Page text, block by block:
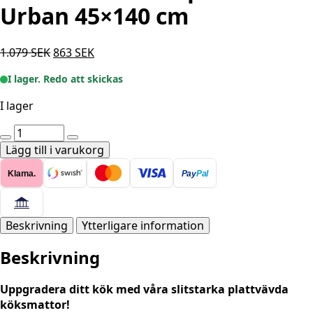
Urban 45×140 cm
1.079SEKDet
priset
863SEKDet
priset
I lager. Redo att skickas
I lager
Tvättbar
Köks
Löpare
Urban
45x140
cm
Lägg till i varukorg
Klarna. PayPal
Beskrivning Ytterligare information
Beskrivning
Uppgradera ditt kök med våra slitstarka plattvävda
köksmattor!